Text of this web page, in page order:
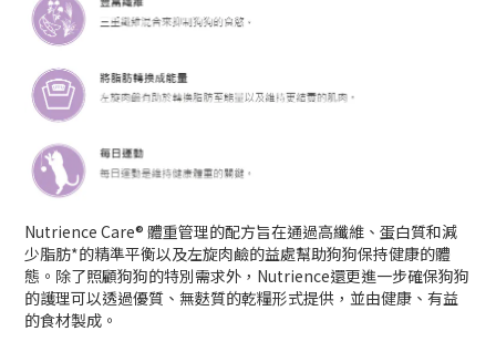
Nutrience Care® 體重管理的配方旨在通過高纖維、蛋白質和減
少脂肪*的精準平衡以及左旋肉鹼的益處幫助狗狗保持健康的體
態。除了照顧狗狗的特別需求外，Nutrience還更進一步確保狗狗
的護理可以透過優質、無麩質的乾糧形式提供，並由健康、有益
的食材製成。